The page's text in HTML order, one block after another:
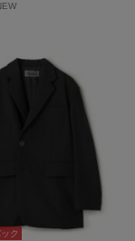
ク